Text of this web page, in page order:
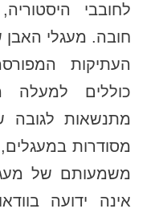
לחובבי
חובה. מעגלי
העתיקות
מסודרות
משמעותם של
אינה ידועה